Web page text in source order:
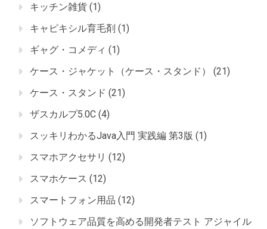
キッチン雑貨 (1)
キャピキシル育毛剤 (1)
ギャグ・コメディ (1)
ケース・ジャケット（ケース・スタンド）
(21)
ケース・スタンド (21)
ザスカルプ5.0C (4)
スッキリわかるJava入門 実践編 第3版 (1)
スマホアクセサリ (12)
スマホケース (12)
スマートフォン用品 (12)
ソフトウェア品質を高める開発者テスト アジャイル